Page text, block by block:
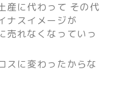
産に代わって その代
ナスイメージが
売れなくなっていっ
スに変わったからな